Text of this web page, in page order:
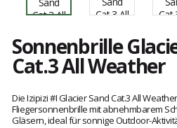
Sonnenbrille
Cat.3 All Weather
Die Izipizi #I Glacier Sand Cat.3 All
Fliegersonnenbrille mit abnehmbarem
Gläsern, ideal für sonnige Outdoor-